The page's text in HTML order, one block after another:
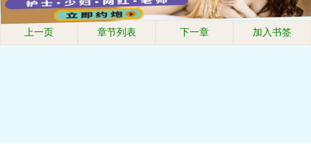
上一页 章节列表 下一章 加入书签